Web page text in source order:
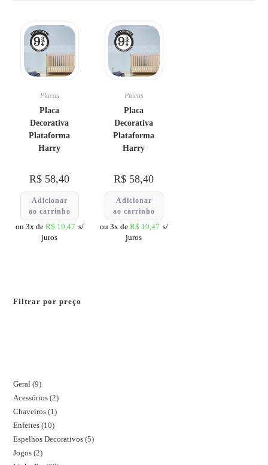
Placas
Placa
Decorativa
Plataforma
Harry
R$ 58,40
Adicionar
ao carrinho
ou 3x de R$ 19,47 s/
juros
Placas
Placa
Decorativa
Plataforma
Harry
R$ 58,40
Adicionar
ao carrinho
ou 3x de R$ 19,47 s/
juros
Filtrar por preço
Geral 9
Acessórios 2
Chaveiros 1
Enfeites 10
Espelhos Decorativos 5
Jogos 2